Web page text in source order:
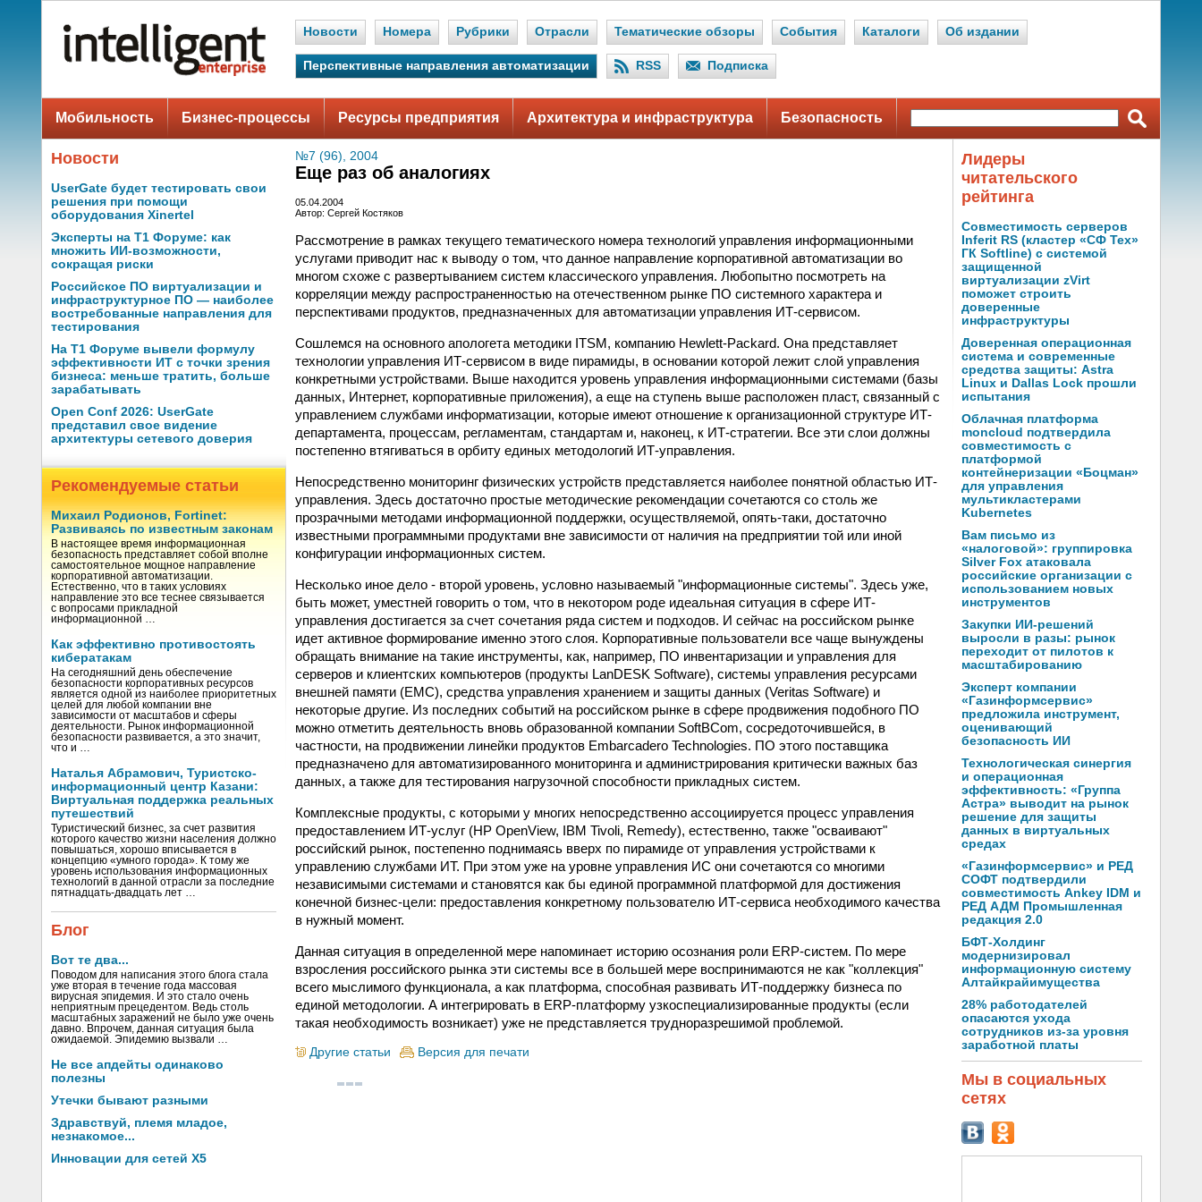
Новости Номера Рубрики Отрасли Тематические обзоры События Каталоги Об издании
Перспективные направления автоматизации RSS Подписка
Мобильность Бизнес-процессы Ресурсы предприятия Архитектура и инфраструктура Безопасность
Новости
UserGate будет тестировать свои
решения при помощи
оборудования Xinertel
Эксперты на Т1 Форуме: как
множить ИИ-возможности,
сокращая риски
Российское ПО виртуализации и
инфраструктурное ПО — наиболее
востребованные направления для
тестирования
На Т1 Форуме вывели формулу
эффективности ИТ с точки зрения
бизнеса: меньше тратить, больше
зарабатывать
Open Conf 2026: UserGate
представил свое видение
архитектуры сетевого доверия
Рекомендуемые статьи
Михаил Родионов, Fortinet:
Развиваясь по известным законам
В настоящее время информационная
безопасность представляет собой вполне
самостоятельное мощное направление
корпоративной автоматизации.
Естественно, что в таких условиях
направление это все теснее связывается
с вопросами прикладной
информационной …
Как эффективно противостоять
кибератакам
На сегодняшний день обеспечение
безопасности корпоративных ресурсов
является одной из наиболее приоритетных
целей для любой компании вне
зависимости от масштабов и сферы
деятельности. Рынок информационной
безопасности развивается, а это значит,
что и …
Наталья Абрамович, Туристско-
информационный центр Казани:
Виртуальная поддержка реальных
путешествий
Туристический бизнес, за счет развития
которого качество жизни населения должно
повышаться, хорошо вписывается в
концепцию «умного города». К тому же
уровень использования информационных
технологий в данной отрасли за последние
пятнадцать-двадцать лет …
Блог
Вот те два...
Поводом для написания этого блога стала
уже вторая в течение года массовая
вирусная эпидемия. И это стало очень
неприятным прецедентом. Ведь столь
масштабных заражений не было уже очень
давно. Впрочем, данная ситуация была
ожидаемой. Эпидемию вызвали …
Не все апдейты одинаково
полезны
Утечки бывают разными
Здравствуй, племя младое,
незнакомое...
Инновации для сетей X5
№7 (96), 2004
Еще раз об аналогиях
05.04.2004
Автор: Сергей Костяков
Рассмотрение в рамках текущего тематического номера технологий управления информационными
услугами приводит нас к выводу о том, что данное направление корпоративной автоматизации во
многом схоже с развертыванием систем классического управления. Любопытно посмотреть на
корреляции между распространенностью на отечественном рынке ПО системного характера и
перспективами продуктов, предназначенных для автоматизации управления ИТ-сервисом.
Сошлемся на основного апологета методики ITSM, компанию Hewlett-Packard. Она представляет
технологии управления ИТ-сервисом в виде пирамиды, в основании которой лежит слой управления
конкретными устройствами. Выше находится уровень управления информационными системами (базы
данных, Интернет, корпоративные приложения), а еще на ступень выше расположен пласт, связанный с
управлением службами информатизации, которые имеют отношение к организационной структуре ИТ-
департамента, процессам, регламентам, стандартам и, наконец, к ИТ-стратегии. Все эти слои должны
постепенно втягиваться в орбиту единых методологий ИТ-управления.
Непосредственно мониторинг физических устройств представляется наиболее понятной областью ИТ-
управления. Здесь достаточно простые методические рекомендации сочетаются со столь же
прозрачными методами информационной поддержки, осуществляемой, опять-таки, достаточно
известными программными продуктами вне зависимости от наличия на предприятии той или иной
конфигурации информационных систем.
Несколько иное дело - второй уровень, условно называемый "информационные системы". Здесь уже,
быть может, уместней говорить о том, что в некотором роде идеальная ситуация в сфере ИТ-
управления достигается за счет сочетания ряда систем и подходов. И сейчас на российском рынке
идет активное формирование именно этого слоя. Корпоративные пользователи все чаще вынуждены
обращать внимание на такие инструменты, как, например, ПО инвентаризации и управления для
серверов и клиентских компьютеров (продукты LanDESK Software), системы управления ресурсами
внешней памяти (EMC), средства управления хранением и защиты данных (Veritas Software) и
некоторые другие. Из последних событий на российском рынке в сфере продвижения подобного ПО
можно отметить деятельность вновь образованной компании SoftBCom, сосредоточившейся, в
частности, на продвижении линейки продуктов Embarcadero Technologies. ПО этого поставщика
предназначено для автоматизированного мониторинга и администрирования критически важных баз
данных, а также для тестирования нагрузочной способности прикладных систем.
Комплексные продукты, с которыми у многих непосредственно ассоциируется процесс управления
предоставлением ИТ-услуг (HP OpenView, IBM Tivoli, Remedy), естественно, также "осваивают"
российский рынок, постепенно поднимаясь вверх по пирамиде от управления устройствами к
управлению службами ИТ. При этом уже на уровне управления ИС они сочетаются со многими
независимыми системами и становятся как бы единой программной платформой для достижения
конечной бизнес-цели: предоставления конкретному пользователю ИТ-сервиса необходимого качества
в нужный момент.
Данная ситуация в определенной мере напоминает историю осознания роли ERP-систем. По мере
взросления российского рынка эти системы все в большей мере воспринимаются не как "коллекция"
всего мыслимого функционала, а как платформа, способная развивать ИТ-поддержку бизнеса по
единой методологии. А интегрировать в ERP-платформу узкоспециализированные продукты (если
такая необходимость возникает) уже не представляется трудноразрешимой проблемой.
Другие статьи Версия для печати
Лидеры
читательского
рейтинга
Совместимость серверов
Inferit RS (кластер «СФ Тех»
ГК Softline) с системой
защищенной
виртуализации zVirt
поможет строить
доверенные
инфраструктуры
Доверенная операционная
система и современные
средства защиты: Astra
Linux и Dallas Lock прошли
испытания
Облачная платформа
moncloud подтвердила
совместимость с
платформой
контейнеризации «Боцман»
для управления
мультикластерами
Kubernetes
Вам письмо из
«налоговой»: группировка
Silver Fox атаковала
российские организации с
использованием новых
инструментов
Закупки ИИ-решений
выросли в разы: рынок
переходит от пилотов к
масштабированию
Эксперт компании
«Газинформсервис»
предложила инструмент,
оценивающий
безопасность ИИ
Технологическая синергия
и операционная
эффективность: «Группа
Астра» выводит на рынок
решение для защиты
данных в виртуальных
средах
«Газинформсервис» и РЕД
СОФТ подтвердили
совместимость Ankey IDM и
РЕД АДМ Промышленная
редакция 2.0
БФТ-Холдинг
модернизировал
информационную систему
Алтайкрайимущества
28% работодателей
опасаются ухода
сотрудников из-за уровня
заработной платы
Мы в социальных
сетях